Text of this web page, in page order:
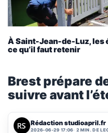
À Saint-Jean-de-Luz, les
ce qu’il faut retenir
Brest prépare
suivre avant
Rédaction studioapril.fr
2026-06-29 17:06 2 MIN. DE